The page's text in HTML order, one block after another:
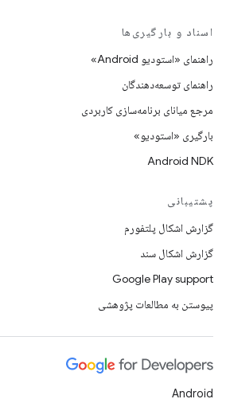
اسناد و بارگیری‌ها
راهنمای «استودیو Android»
راهنمای توسعه‌دهندگان
مرجع میانای برنامه‌سازی کاربردی
بارگیری «استودیو»
Android NDK
پشتیبانی
گزارش اشکال پلتفورم
گزارش اشکال سند
Google Play support
پیوستن به مطالعات پژوهشی
Android